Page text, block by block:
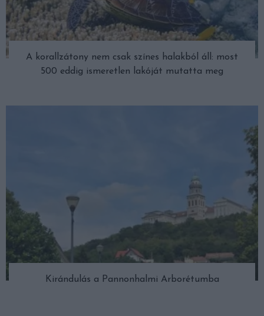
A korallzátony nem csak színes halakból áll: most
500 eddig ismeretlen lakóját mutatta meg
Kirándulás a Pannonhalmi Arborétumba